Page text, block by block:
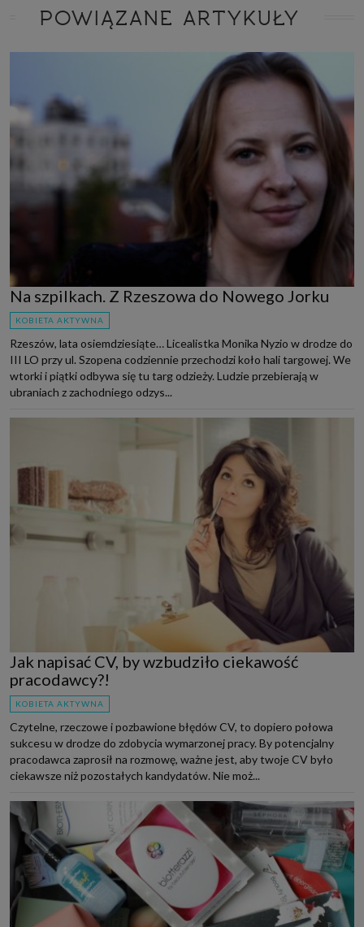
POWIĄZANE ARTYKUŁY
Na szpilkach. Z Rzeszowa do Nowego Jorku
KOBIETA AKTYWNA
Rzeszów, lata osiemdziesiąte… Licealistka Monika Nyzio w drodze do
III LO przy ul. Szopena codziennie przechodzi koło hali targowej. We
wtorki i piątki odbywa się tu targ odzieży. Ludzie przebierają w
ubraniach z zachodniego odzys...
Jak napisać CV, by wzbudziło ciekawość
pracodawcy?!
KOBIETA AKTYWNA
Czytelne, rzeczowe i pozbawione błędów CV, to dopiero połowa
sukcesu w drodze do zdobycia wymarzonej pracy. By potencjalny
pracodawca zaprosił na rozmowę, ważne jest, aby twoje CV było
ciekawsze niż pozostałych kandydatów. Nie moż...